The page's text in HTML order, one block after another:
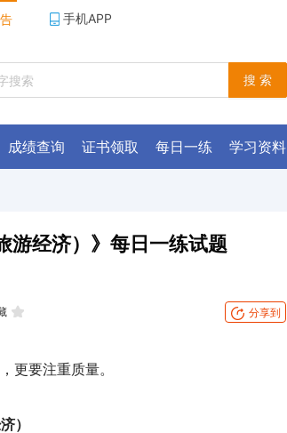
手机APP
搜 索
成绩查询 证书领取 每日一练 学习资料
游经济）》每日一练试题
分享到
更要注重质量。
）